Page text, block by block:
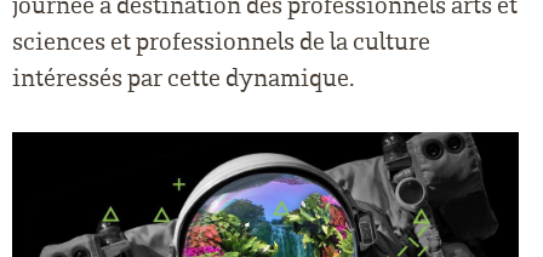
sciences et professionnels de la culture
intéressés par cette dynamique.